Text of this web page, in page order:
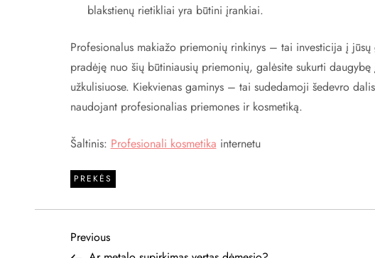
blakstienų rietikliai yra būtini įrankiai.
Profesionalus makiažo priemonių rinkinys – tai investicija į
pradėję nuo šių būtiniausių priemonių, galėsite sukurti
užkulisiuose. Kiekvienas gaminys – tai sudedamoji šedevro
naudojant profesionalias priemones ir kosmetiką.
Šaltinis: Profesionali kosmetika internetu
PREKĖS
N
Previous
Previous